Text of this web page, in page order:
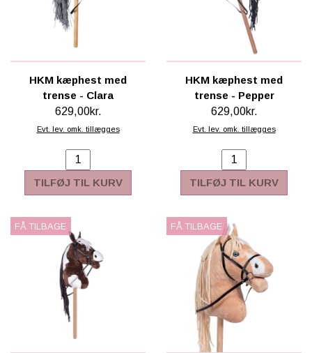
HKM kæphest med
trense - Clara
629,00kr.
Evt. lev. omk. tillægges
TILFØJ TIL KURV
HKM kæphest med
trense - Pepper
629,00kr.
Evt. lev. omk. tillægges
TILFØJ TIL KURV
FÅ TILBAGE FÅ TILBAGE